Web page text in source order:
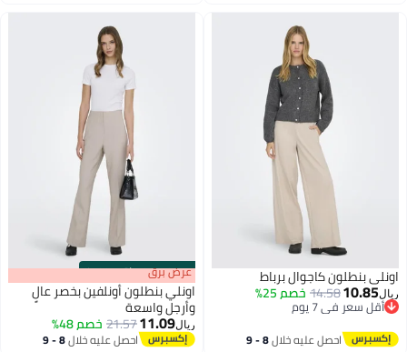
اونلي بنطلون كاجوال برباط
ريال10.85
14.58خصم 25%
أقل سعر في 7 يوم
أقل سعر في 7 يوم
احصل عليه خلال 8 - 9
00m:00s
·باقي 100% عرض برق
اونلي بنطلون أونلفين بخصر عالٍ
وأرجل واسعة
ريال11.09
21.57خصم 48%
احصل عليه خلال 8 - 9